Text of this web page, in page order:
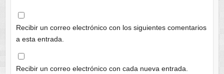
Recibir un correo electrónico con los siguientes comentarios
a esta entrada.
Recibir un correo electrónico con cada nueva entrada.